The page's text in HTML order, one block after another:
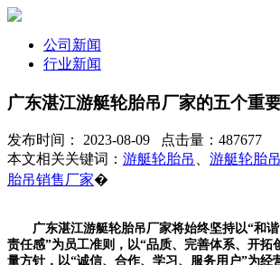
公司新闻
行业新闻
广东湛江游艇轮胎吊厂家的五个重
发布时间： 2023-08-09 点击量：487677
本文相关关键词： 游艇轮胎吊 、 游艇轮胎
胎吊销售厂家�
广东湛江游艇轮胎吊厂家将始终坚持以“和
责任感”为员工准则，以“品质、完善体系、开拓
量方针，以“诚信、合作、学习、服务用户”为经